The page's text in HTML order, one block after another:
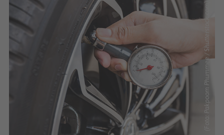
(Foto: Pakpoom Phummee / Shutterstock.com)